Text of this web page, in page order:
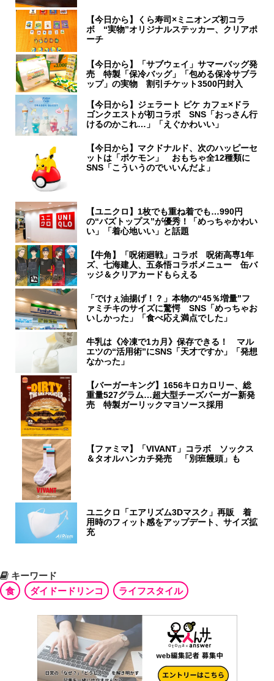
【今日から】くら寿司×ミニオンズ初コラ
ボ “実物”オリジナルステッカー、クリアポ
ーチ
【今日から】「サブウェイ」サマーバッグ発
売 特製「保冷バッグ」「包める保冷サブラ
ップ」の実物 割引チケット3500円封入
【今日から】ジェラート ピケ カフェ×ドラ
ゴンクエストが初コラボ SNS「おっさん行
けるのかこれ…」「えぐかわいい」
【今日から】マクドナルド、次のハッピーセ
ットは「ポケモン」 おもちゃ全12種類に
SNS「こういうのでいいんだよ」
【ユニクロ】1枚でも重ね着でも…990円
の“バズトップス”が優秀！「めっちゃかわい
い」「着心地いい」と話題
【牛角】「呪術廻戦」コラボ 呪術高専1年
ズ、七海建人、五条悟コラボメニュー 缶バ
ッジ＆クリアカードもらえる
「でけぇ油揚げ！？」本物の“45％増量”フ
ァミチキのサイズに驚愕 SNS「めっちゃお
いしかった」「食べ応え満点でした」
牛乳は《冷凍で1カ月》保存できる！ マル
エツの“活用術”にSNS「天才ですか」「発想
なかった」
【バーガーキング】1656キロカロリー、総
重量527グラム…超大型チーズバーガー新発
売 特製ガーリックマヨソース採用
【ファミマ】「VIVANT」コラボ ソックス
＆タオルハンカチ発売 「別班饅頭」も
ユニクロ「エアリズム3Dマスク」再販 着
用時のフィット感をアップデート、サイズ拡
充
キーワード
食
ダイドードリンコ ライフスタイル